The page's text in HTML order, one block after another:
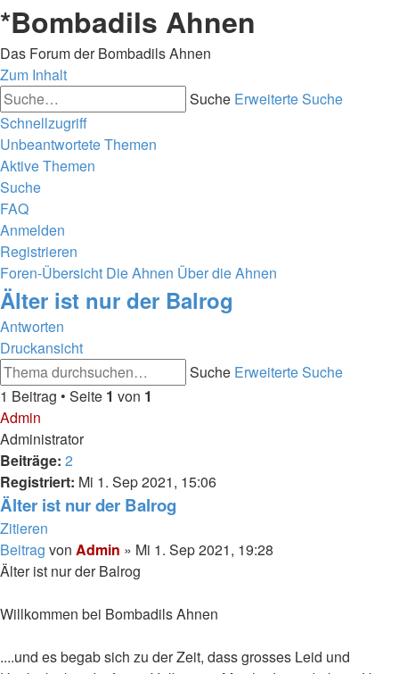
*Bombadils Ahnen
Das Forum der Bombadils Ahnen
Zum Inhalt
Suche Erweiterte Suche
Schnellzugriff
Unbeantwortete Themen
Aktive Themen
Suche
FAQ
Anmelden
Registrieren
Foren-Übersicht Die Ahnen Über die Ahnen
Älter ist nur der Balrog
Antworten
Druckansicht
Suche Erweiterte Suche
1 Beitrag • Seite 1 von 1
Admin
Administrator
Beiträge: 2
Registriert: Mi 1. Sep 2021, 15:06
Älter ist nur der Balrog
Zitieren
Beitrag von Admin » Mi 1. Sep 2021, 19:28
Älter ist nur der Balrog
Willkommen bei Bombadils Ahnen
....und es begab sich zu der Zeit, dass grosses Leid und